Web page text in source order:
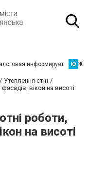
информирует Ю
Утеплення стін
вікон на висоті
роботи,
на висоті